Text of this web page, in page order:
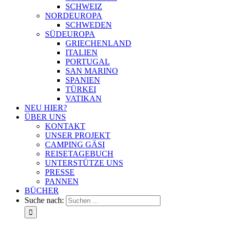
SCHWEIZ
NORDEUROPA
SCHWEDEN
SÜDEUROPA
GRIECHENLAND
ITALIEN
PORTUGAL
SAN MARINO
SPANIEN
TÜRKEI
VATIKAN
NEU HIER?
ÜBER UNS
KONTAKT
UNSER PROJEKT
CAMPING GÄSI
REISETAGEBUCH
UNTERSTÜTZE UNS
PRESSE
PANNEN
BÜCHER
Suche nach: